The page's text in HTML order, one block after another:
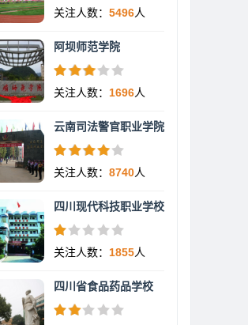
关注人数： 5496人
阿坝师范学院
关注人数： 1696人
云南司法警官职业学院
关注人数： 8740人
四川现代科技职业学校
关注人数： 1855人
四川省食品药品学校